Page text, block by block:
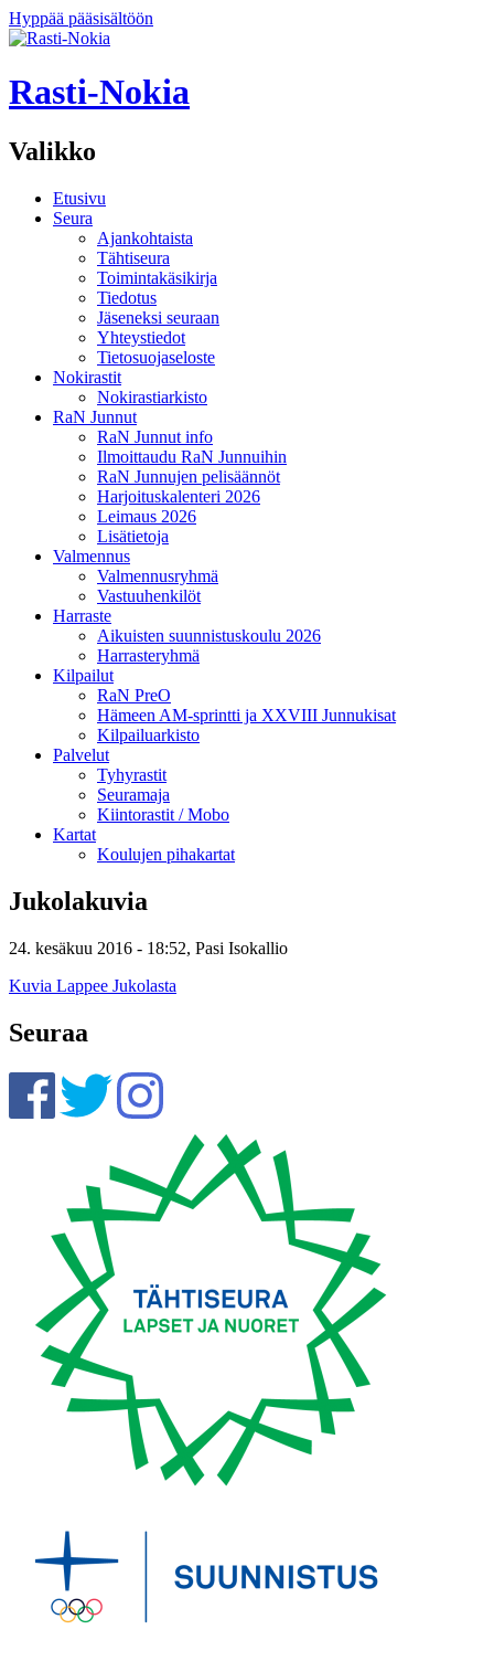
Hyppää pääsisältöön
Rasti-Nokia
Valikko
Etusivu
Seura
Ajankohtaista
Tähtiseura
Toimintakäsikirja
Tiedotus
Jäseneksi seuraan
Yhteystiedot
Tietosuojaseloste
Nokirastit
Nokirastiarkisto
RaN Junnut
RaN Junnut info
Ilmoittaudu RaN Junnuihin
RaN Junnujen pelisäännöt
Harjoituskalenteri 2026
Leimaus 2026
Lisätietoja
Valmennus
Valmennusryhmä
Vastuuhenkilöt
Harraste
Aikuisten suunnistuskoulu 2026
Harrasteryhmä
Kilpailut
RaN PreO
Hämeen AM-sprintti ja XXVIII Junnukisat
Kilpailuarkisto
Palvelut
Tyhyrastit
Seuramaja
Kiintorastit / Mobo
Kartat
Koulujen pihakartat
Jukolakuvia
24. kesäkuu 2016 - 18:52, Pasi Isokallio
Kuvia Lappee Jukolasta
Seuraa